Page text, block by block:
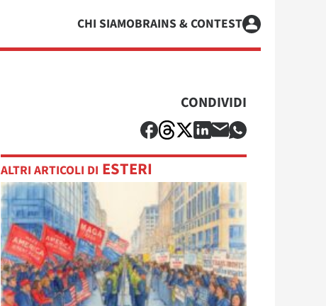
CHI SIAMOBRAINS & CONTEST
CONDIVIDI
ALTRI ARTICOLI DI ESTERI